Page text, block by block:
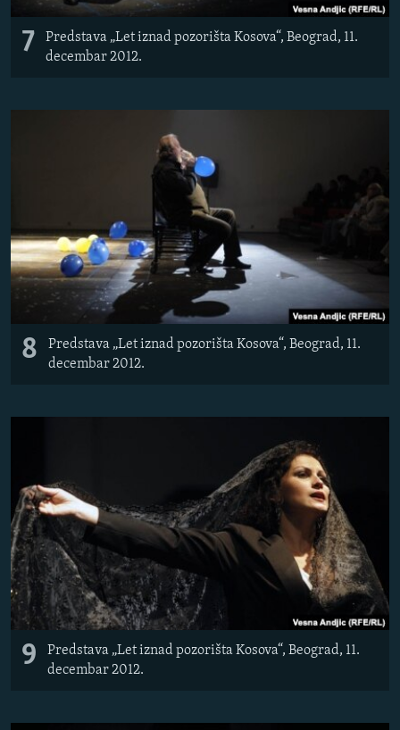
7
Predstava „Let iznad pozorišta Kosova“, Beograd, 11.
decembar 2012.
8
Predstava „Let iznad pozorišta Kosova“, Beograd, 11.
decembar 2012.
9
Predstava „Let iznad pozorišta Kosova“, Beograd, 11.
decembar 2012.